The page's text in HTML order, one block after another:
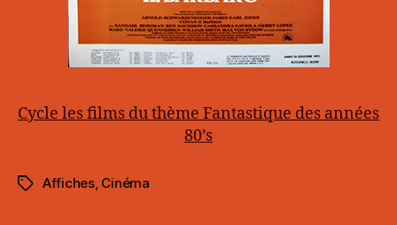
Cycle les films du thème Fantastique des années
80’s
Étiquettes
Affiches, Cinéma